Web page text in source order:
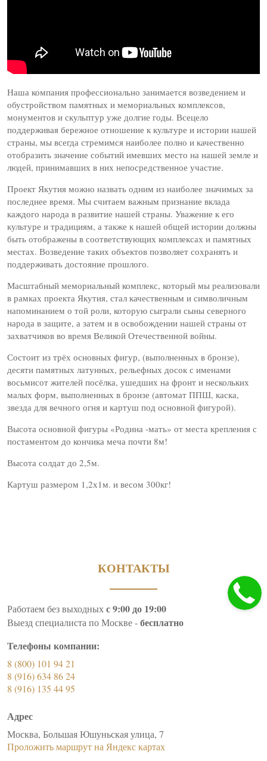
Наша компания профессионально занимается возведением и
обустройством памятных и мемориальных комплексов,
монументов и скульптур уже долгие годы. Всецело
поддерживая бережное отношение к культуре и истории нашей
страны, мы всегда стремимся наиболее полно и качественно
отобразить значение событий имевших место на нашей земле и
людей, принимавших в них непосредственное участие.
Проект Якутия можно назвать одним из наиболее значимых за
последнее время. Мы считаем важным признание вклада
каждого народа в развитие нашей страны. Уважение к его
культуре и традициям, а также к нашей общей истории должны
быть отображены в соответствующих комплексах и памятных
местах. Возведение таких объектов позволяет сохранять и
поддерживать достояние прошлого.
Масштабный мемориальный комплекс, который мы реализовали
в рамках проекта Якутия, стал качественным и символичным
напоминанием о той роли, которую сыграли сыны северного
народа в защите, а затем и в освобождении нашей страны от
захватчиков во время Великой Отечественной войны.
Состоит из трёх основных фигур, (выполненных в бронзе),
десяти памятных латунных, рельефных досок с именами
восьмисот жителей посёлка, ушедших на фронт и нескольких
малых форм, выполненных в бронзе (автомат ППШ, каска,
звезда для вечного огня и картуш под основной фигурой).
Высота основной фигуры «Родина -мать» от места крепления с
постаментом до кончика меча почти 8м!
Высота солдат до 2,5м.
Картуш размером 1,2х1м. и весом 300кг!
КОНТАКТЫ
Работаем без выходныхс 9:00 до 19:00
Выезд специалиста по Москве -бесплатно
Телефоны компании:
8 (800) 101 94 21
8 (916) 634 86 24
8 (916) 135 44 95
Адрес
Москва, Большая Юшуньская улица, 7
Проложить маршрут на Яндекс картах